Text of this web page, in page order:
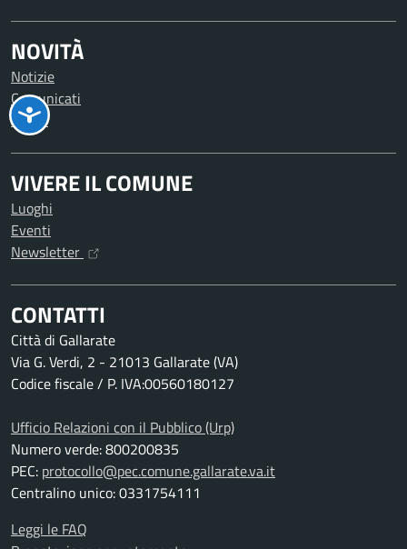
NOVITÀ
Notizie
Comunicati
Avvisi
VIVERE IL COMUNE
Luoghi
Eventi
Newsletter
CONTATTI
Città di Gallarate
Via G. Verdi, 2 - 21013 Gallarate (VA)
Codice fiscale / P. IVA:00560180127
Ufficio Relazioni con il Pubblico (Urp)
Numero verde: 800200835
PEC: protocollo@pec.comune.gallarate.va.it
Centralino unico: 0331754111
Leggi le FAQ